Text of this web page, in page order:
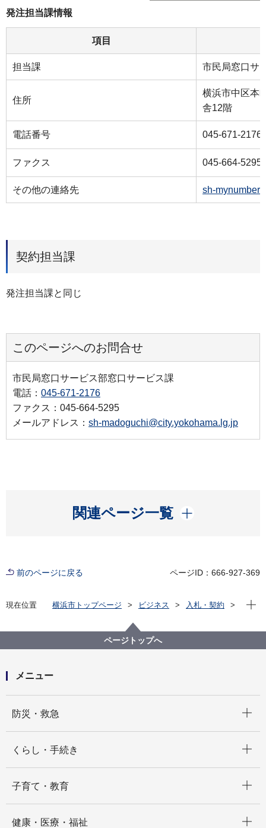
発注担当課情報
項目
担当課 市民局窓口サ
住所
横浜市中区本
舎12階
電話番号 045-671-2176
ファクス 045-664-5295
その他の連絡先 sh-
契約担当課
発注担当課と同じ
このページへのお問合せ
市民局窓口サービス部窓口サービス課
電話： 045-671-2176
ファクス：045-664-5295
メールアドレス： sh-madoguchi@city.yokohama.lg.jp
関連ページ一覧
開く
前のページに戻る ページID：666-927-369
現在位置 横浜市トップページ ビジネス
入札・契約
【入札結果掲載】マイナンバーカード交付促進 駅ポ
スター広告掲出委託
現在
ページトップへ
メニュー
防災・救急
くらし・手続き
子育て・教育
健康・医療・福祉